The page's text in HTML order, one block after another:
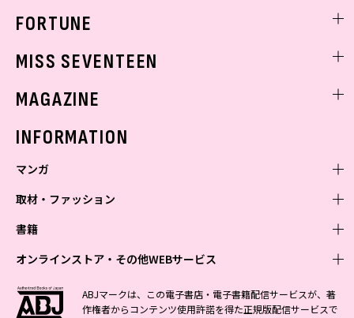
FORTUNE
MISS SEVENTEEN
MAGAZINE
INFORMATION
マンガ
少年マンガ
Vジャンプ
最強ジャンプ
青年マンガ
ZEBRACK
少女マンガ
ZEBRACK
女性マンガ
ジャンプTOON
取材・ファッション
ファッション・美容
BAILA
芸能・情報・スポーツ
週プレNEWS
書籍
文芸・文庫・総合
小説すばる
学芸・ノンフィクション・新書
1日5分で、明日は変わる よみタイ yomitai
オンラインストア・その他WEBサービス
オンラインストア
OTO
ABJマークは、この電子書店・電子書籍配信サービスが、著
作権者からコンテンツ使用許諾を得た正規版配信サービスで